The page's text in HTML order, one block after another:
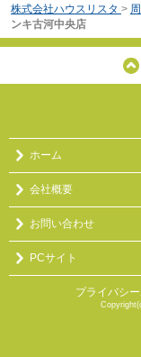
株式会社ハウスリスタ >
ンキ古河中央店
ホーム
会社概要
お問い合わせ
PCサイト
プライバシ